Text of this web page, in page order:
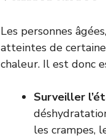
Les personnes
atteintes de
chaleur. Il est donc
Surveiller
les crampes,